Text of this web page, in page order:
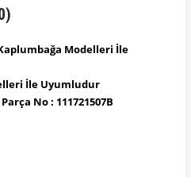
Kaplumbağa Modelleri İle
İle Uyumludur
No : 111721507B